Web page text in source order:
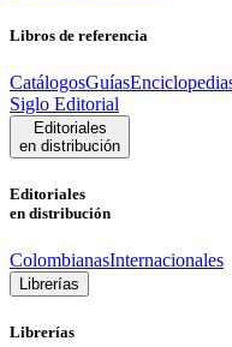
Libros de referencia
CatálogosGuías
Siglo Editorial
Editoriales
en distribución
Editoriales
en distribución
ColombianasInternacionales
Librerías
Librerías